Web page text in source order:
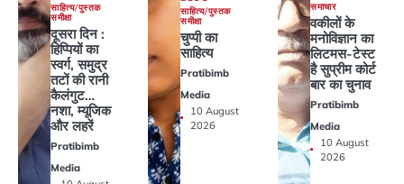
साहित्य/पुस्तक
समीक्षा
दूसरा दिन :
हिप्पियों का
स्वर्ग, समुद्र
तटों की रानी
कैलंगुट…
नशा, म्यूजिक
और लहरें
Pratibimb
Media
साहित्य/पुस्तक
समीक्षा
चुप्पी का
साहित्य
Pratibimb
Media
10 August
2026
समाचार
वकीलों के
मनोविज्ञान का
लिटमस-टेस्‍ट
है सुप्रीम कोर्ट
बार का चुनाव
Pratibimb
Media
10 August
2026